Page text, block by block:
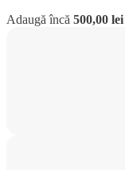
Adaugă încă 500,00 lei